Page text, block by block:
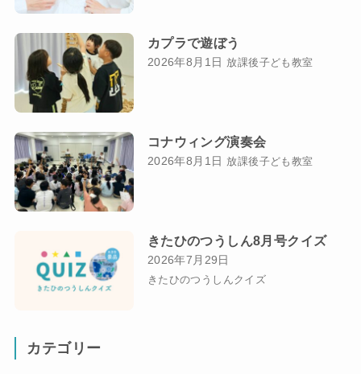
カプラで遊ぼう
2026年8月1日 放課後子ども教室
コナウィング演奏会
2026年8月1日 放課後子ども教室
きたひのつうしん8月号クイズ
2026年7月29日
きたひのつうしんクイズ
カテゴリー